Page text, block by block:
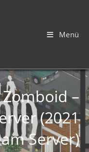
Menü
–
(2021
Server)